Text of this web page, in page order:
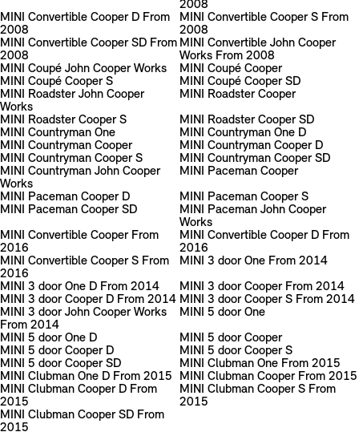
2008
MINI Convertible Cooper D From
2008
MINI Convertible Cooper S From
2008
MINI Convertible Cooper SD From
2008
MINI Convertible John Cooper
Works From 2008
MINI Coupé John Cooper Works
MINI Coupé Cooper
MINI Coupé Cooper S
MINI Coupé Cooper SD
MINI Roadster John Cooper
Works
MINI Roadster Cooper
MINI Roadster Cooper S
MINI Roadster Cooper SD
MINI Countryman One
MINI Countryman One D
MINI Countryman Cooper
MINI Countryman Cooper D
MINI Countryman Cooper S
MINI Countryman Cooper SD
MINI Countryman John Cooper
Works
MINI Paceman Cooper
MINI Paceman Cooper D
MINI Paceman Cooper S
MINI Paceman Cooper SD
MINI Paceman John Cooper
Works
MINI Convertible Cooper From
2016
MINI Convertible Cooper D From
2016
MINI Convertible Cooper S From
2016
MINI 3 door One From 2014
MINI 3 door One D From 2014
MINI 3 door Cooper From 2014
MINI 3 door Cooper D From 2014 MINI 3 door Cooper S From 2014
MINI 3 door John Cooper Works
From 2014
MINI 5 door One
MINI 5 door One D
MINI 5 door Cooper
MINI 5 door Cooper D
MINI 5 door Cooper S
MINI 5 door Cooper SD
MINI Clubman One From 2015
MINI Clubman One D From 2015
MINI Clubman Cooper From 2015
MINI Clubman Cooper D From
2015
MINI Clubman Cooper S From
2015
MINI Clubman Cooper SD From
2015